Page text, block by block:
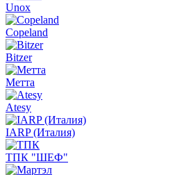
Unox
Copeland
Bitzer
Метта
Atesy
IARP (Италия)
ТПК "ШЕФ"